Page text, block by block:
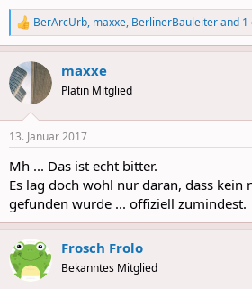
R
e
a
c
t
i
s
BerArcUrb, maxxe, BerlinerBauleiterand 1
maxxe
Platin Mitglied
13. Januar 2017
Mh ... Das ist echt bitter.
Es lag doch wohl nur daran, dass kein
gefunden wurde ... offiziell zumindest.
Frosch Frolo
Bekanntes Mitglied